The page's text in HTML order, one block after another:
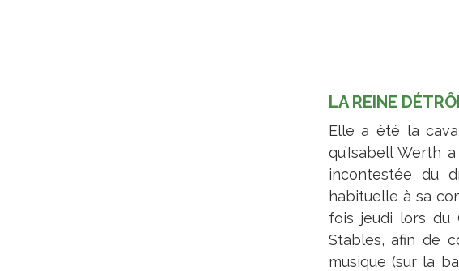
LA REINE
Elle a été la
qu’Isabell Werth
incontestée du
habituelle à sa
fois jeudi lors du
Stables, afin de
musique (sur la